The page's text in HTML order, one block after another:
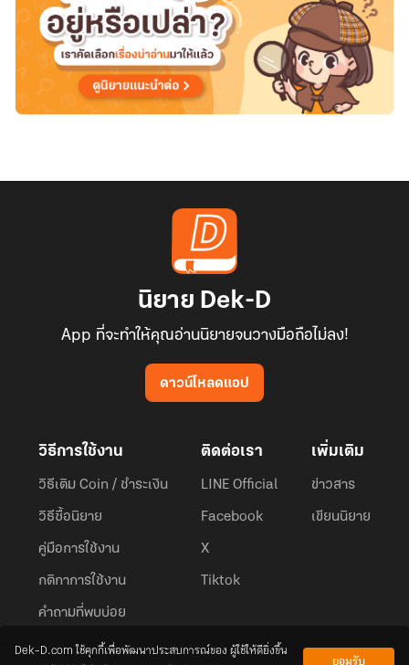
นิยาย Dek-D
App ที่จะทำให้คุณอ่านนิยายจนวางมือถือไม่ลง!
ดาวน์โหลดแอป
วิธีการใช้งาน
วิธีเติม Coin / ชำระเงิน
วิธีซื้อนิยาย
คู่มือการใช้งาน
กติกาการใช้งาน
คำถามที่พบบ่อย
ติดต่อเรา
LINE Official
Facebook
X
Tiktok
เพิ่มเติม
ข่าวสาร
เขียนนิยาย
Dek-D.com ใช้คุกกี้เพื่อพัฒนาประสบการณ์ของ ผู้ใช้ให้ดียิ่งขึ้น